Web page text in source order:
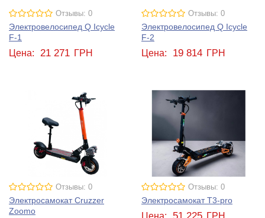
Отзывы: 0
Электровелосипед Q Icycle
F-1
Цена: 21 271 ГРН
Отзывы: 0
Электровелосипед Q Icycle
F-2
Цена: 19 814 ГРН
Отзывы: 0
Электросамокат Cruzzer
Zoomo
Отзывы: 0
Электросамокат T3-pro